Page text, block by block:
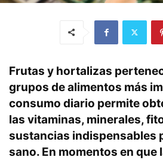
Frutas y hortalizas
grupos de alimentos más
consumo diario permite
las vitaminas, minerales,
sustancias indispensables
sano. En momentos en que